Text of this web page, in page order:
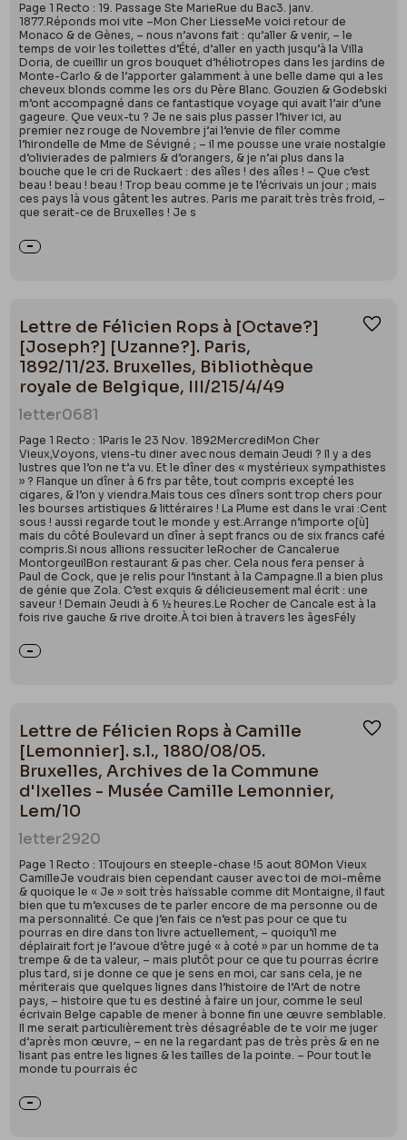
Page 1 Recto : 19. Passage Ste MarieRue du Bac3. janv.
1877.Réponds moi vite –Mon Cher LiesseMe voici retour de
Monaco & de Gènes, – nous n’avons fait : qu’aller & venir, – le
temps de voir les toilettes d’Été, d’aller en yacth jusqu’à la Villa
Doria, de cueillir un gros bouquet d’héliotropes dans les jardins de
Monte-Carlo & de l’apporter galamment à une belle dame qui a les
cheveux blonds comme les ors du Père Blanc. Gouzien & Godebski
m’ont accompagné dans ce fantastique voyage qui avait l’air d’une
gageure. Que veux-tu ? Je ne sais plus passer l’hiver ici, au
premier nez rouge de Novembre j’ai l’envie de filer comme
l’hirondelle de Mme de Sévigné ; – il me pousse une vraie nostalgie
d’olivierades de palmiers & d’orangers, & je n’ai plus dans la
bouche que le cri de Ruckaert : des aîles ! des aîles ! – Que c’est
beau ! beau ! beau ! Trop beau comme je te l’écrivais un jour ; mais
ces pays là vous gâtent les autres. Paris me parait très très froid, –
que serait-ce de Bruxelles ! Je s
Lettre de Félicien Rops à [Octave?]
[Joseph?] [Uzanne?]. Paris,
1892/11/23. Bruxelles, Bibliothèque
royale de Belgique, III/215/4/49
letter0681
Page 1 Recto : 1Paris le 23 Nov. 1892MercrediMon Cher
Vieux,Voyons, viens-tu diner avec nous demain Jeudi ? Il y a des
lustres que l’on ne t’a vu. Et le dîner des « mystérieux sympathistes
» ? Flanque un dîner à 6 frs par tête, tout compris excepté les
cigares, & l’on y viendra.Mais tous ces dîners sont trop chers pour
les bourses artistiques & littéraires ! La Plume est dans le vrai :Cent
sous ! aussi regarde tout le monde y est.Arrange n’importe o[ù]
mais du côté Boulevard un dîner à sept francs ou de six francs café
compris.Si nous allions ressuciter leRocher de Cancalerue
MontorgeuilBon restaurant & pas cher. Cela nous fera penser à
Paul de Cock, que je relis pour l’instant à la Campagne.Il a bien plus
de génie que Zola. C’est exquis & délicieusement mal écrit : une
saveur ! Demain Jeudi à 6 ½ heures.Le Rocher de Cancale est à la
fois rive gauche & rive droite.À toi bien à travers les âgesFély
Lettre de Félicien Rops à Camille
[Lemonnier]. s.l., 1880/08/05.
Bruxelles, Archives de la Commune
d'Ixelles - Musée Camille Lemonnier,
Lem/10
letter2920
Page 1 Recto : 1Toujours en steeple-chase !5 aout 80Mon Vieux
CamilleJe voudrais bien cependant causer avec toi de moi-même
& quoique le « Je » soit très haïssable comme dit Montaigne, il faut
bien que tu m’excuses de te parler encore de ma personne ou de
ma personnalité. Ce que j’en fais ce n’est pas pour ce que tu
pourras en dire dans ton livre actuellement, – quoiqu’il me
déplairait fort je l’avoue d’être jugé « à coté » par un homme de ta
trempe & de ta valeur, – mais plutôt pour ce que tu pourras écrire
plus tard, si je donne ce que je sens en moi, car sans cela, je ne
mériterais que quelques lignes dans l’histoire de l’Art de notre
pays, – histoire que tu es destiné à faire un jour, comme le seul
écrivain Belge capable de mener à bonne fin une œuvre semblable.
Il me serait particulièrement très désagréable de te voir me juger
d’après mon œuvre, – en ne la regardant pas de très près & en ne
lisant pas entre les lignes & les tailles de la pointe. – Pour tout le
monde tu pourrais éc